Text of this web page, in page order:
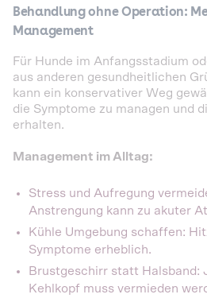
Behandlung ohne Operation:
Management
Für Hunde im Anfangsstadium
aus anderen gesundheitlichen
kann ein konservativer Weg
die Symptome zu managen und
erhalten.
Management im Alltag:
Stress und Aufregung
Anstrengung kann zu akuter
Kühle Umgebung schaffen:
Symptome erheblich.
Brustgeschirr statt Halsband:
Kehlkopf muss vermieden